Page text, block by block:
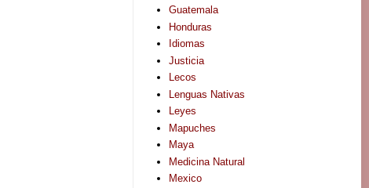
Guatemala
Honduras
Idiomas
Justicia
Lecos
Lenguas Nativas
Leyes
Mapuches
Maya
Medicina Natural
Mexico